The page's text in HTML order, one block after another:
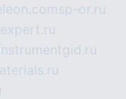
sp-or.ru
instrumentgid.ru